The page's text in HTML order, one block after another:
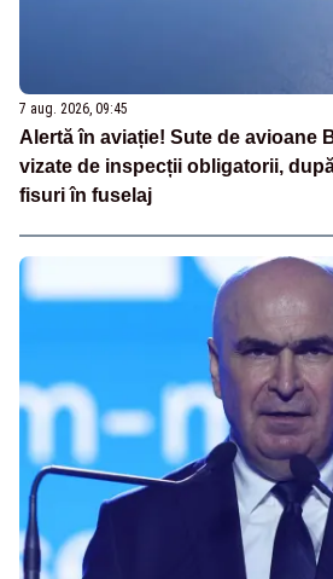
7 aug. 2026, 09:45
Alertă în aviație! Sute de avioane
vizate de inspecții obligatorii,
fisuri în fuselaj